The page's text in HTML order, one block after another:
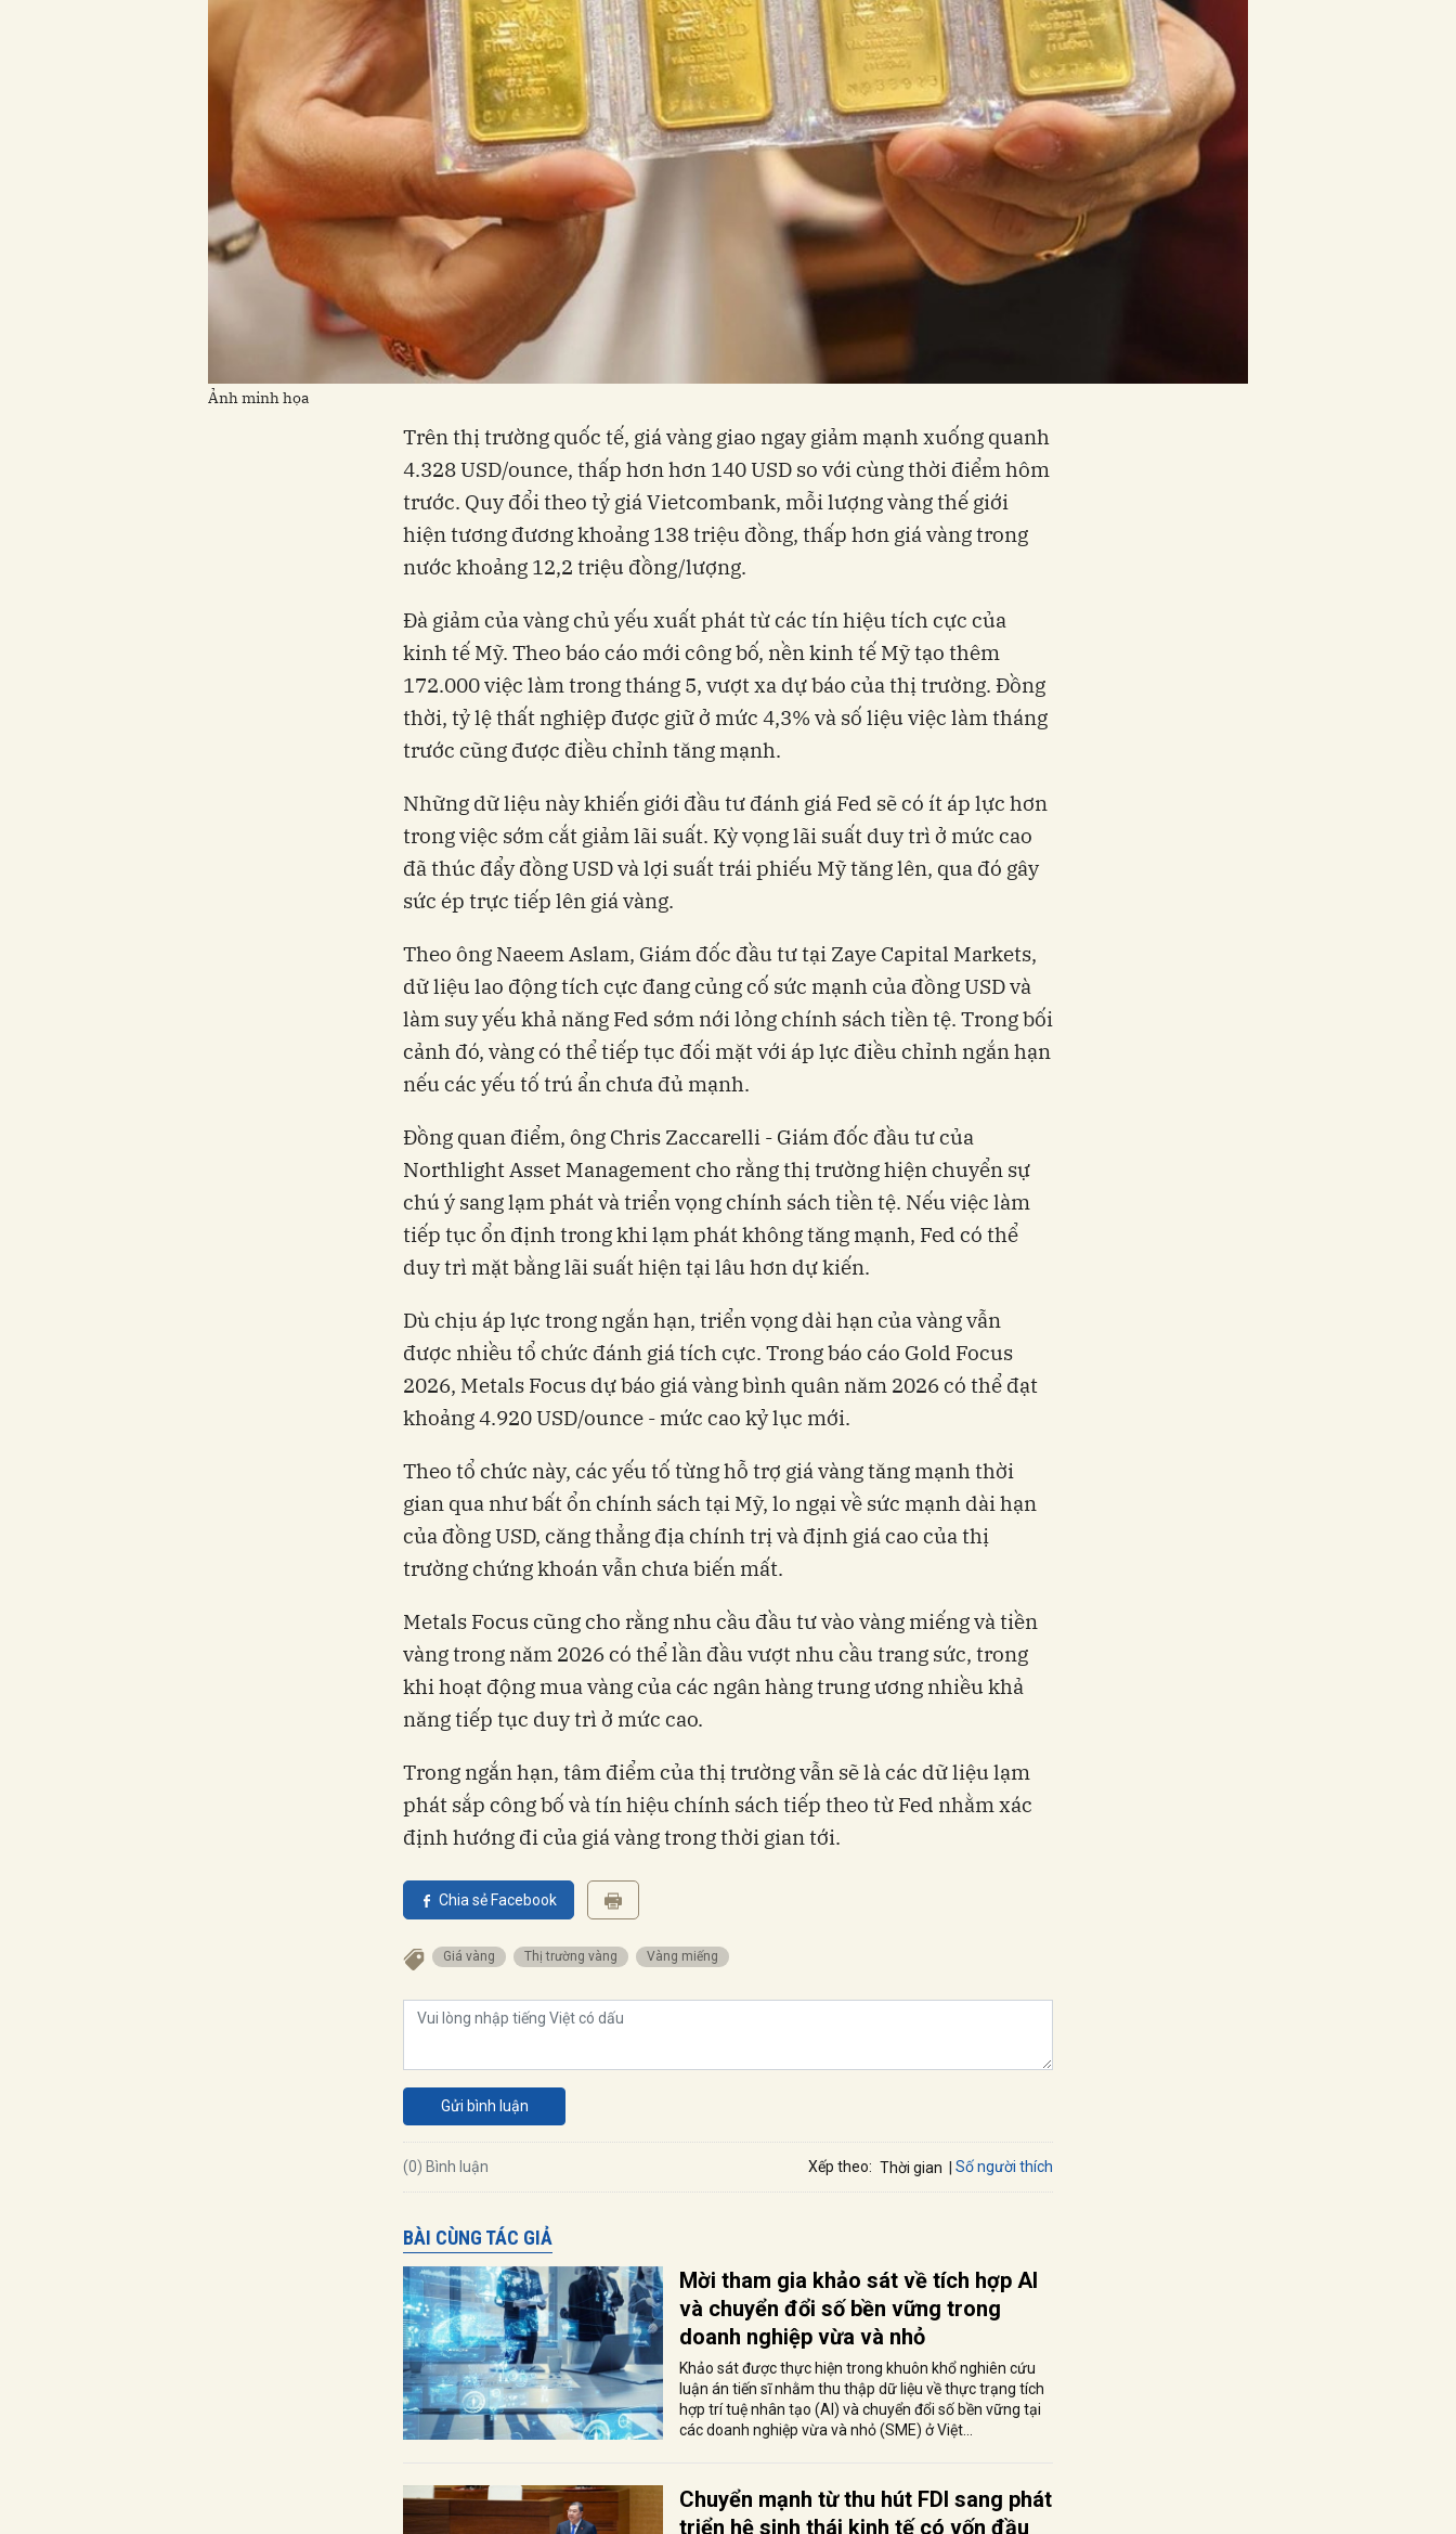
Ảnh minh họa
Trên thị trường quốc tế, giá vàng giao ngay giảm mạnh xuống quanh
4.328 USD/ounce, thấp hơn hơn 140 USD so với cùng thời điểm hôm
trước. Quy đổi theo tỷ giá Vietcombank, mỗi lượng vàng thế giới
hiện tương đương khoảng 138 triệu đồng, thấp hơn giá vàng trong
nước khoảng 12,2 triệu đồng/lượng.
Đà giảm của vàng chủ yếu xuất phát từ các tín hiệu tích cực của
kinh tế Mỹ. Theo báo cáo mới công bố, nền kinh tế Mỹ tạo thêm
172.000 việc làm trong tháng 5, vượt xa dự báo của thị trường. Đồng
thời, tỷ lệ thất nghiệp được giữ ở mức 4,3% và số liệu việc làm tháng
trước cũng được điều chỉnh tăng mạnh.
Những dữ liệu này khiến giới đầu tư đánh giá Fed sẽ có ít áp lực hơn
trong việc sớm cắt giảm lãi suất. Kỳ vọng lãi suất duy trì ở mức cao
đã thúc đẩy đồng USD và lợi suất trái phiếu Mỹ tăng lên, qua đó gây
sức ép trực tiếp lên giá vàng.
Theo ông Naeem Aslam, Giám đốc đầu tư tại Zaye Capital Markets,
dữ liệu lao động tích cực đang củng cố sức mạnh của đồng USD và
làm suy yếu khả năng Fed sớm nới lỏng chính sách tiền tệ. Trong bối
cảnh đó, vàng có thể tiếp tục đối mặt với áp lực điều chỉnh ngắn hạn
nếu các yếu tố trú ẩn chưa đủ mạnh.
Đồng quan điểm, ông Chris Zaccarelli - Giám đốc đầu tư của
Northlight Asset Management cho rằng thị trường hiện chuyển sự
chú ý sang lạm phát và triển vọng chính sách tiền tệ. Nếu việc làm
tiếp tục ổn định trong khi lạm phát không tăng mạnh, Fed có thể
duy trì mặt bằng lãi suất hiện tại lâu hơn dự kiến.
Dù chịu áp lực trong ngắn hạn, triển vọng dài hạn của vàng vẫn
được nhiều tổ chức đánh giá tích cực. Trong báo cáo Gold Focus
2026, Metals Focus dự báo giá vàng bình quân năm 2026 có thể đạt
khoảng 4.920 USD/ounce - mức cao kỷ lục mới.
Theo tổ chức này, các yếu tố từng hỗ trợ giá vàng tăng mạnh thời
gian qua như bất ổn chính sách tại Mỹ, lo ngại về sức mạnh dài hạn
của đồng USD, căng thẳng địa chính trị và định giá cao của thị
trường chứng khoán vẫn chưa biến mất.
Metals Focus cũng cho rằng nhu cầu đầu tư vào vàng miếng và tiền
vàng trong năm 2026 có thể lần đầu vượt nhu cầu trang sức, trong
khi hoạt động mua vàng của các ngân hàng trung ương nhiều khả
năng tiếp tục duy trì ở mức cao.
Trong ngắn hạn, tâm điểm của thị trường vẫn sẽ là các dữ liệu lạm
phát sắp công bố và tín hiệu chính sách tiếp theo từ Fed nhằm xác
định hướng đi của giá vàng trong thời gian tới.
Chia sẻ Facebook
Giá vàng Thị trường vàng Vàng miếng
Gửi bình luận
(0) Bình luận Xếp theo: Thời gian Số người thích
BÀI CÙNG TÁC GIẢ
Mời tham gia khảo sát về tích hợp AI
và chuyển đổi số bền vững trong
doanh nghiệp vừa và nhỏ
Khảo sát được thực hiện trong khuôn khổ nghiên cứu
luận án tiến sĩ nhằm thu thập dữ liệu về thực trạng tích
hợp trí tuệ nhân tạo (AI) và chuyển đổi số bền vững tại
các doanh nghiệp vừa và nhỏ (SME) ở Việt...
Chuyển mạnh từ thu hút FDI sang phát
triển hệ sinh thái kinh tế có vốn đầu